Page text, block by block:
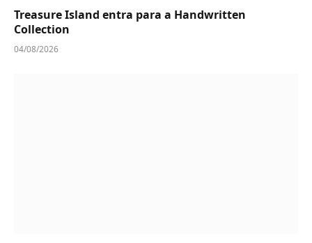
Treasure Island entra para a Handwritten
Collection
04/08/2026